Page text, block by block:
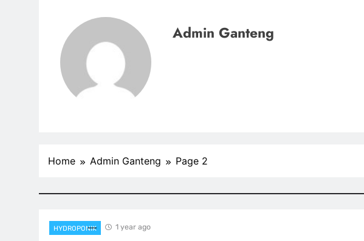
Admin Ganteng
Home Admin Ganteng Page 2
HYDROPONIK 1 year ago